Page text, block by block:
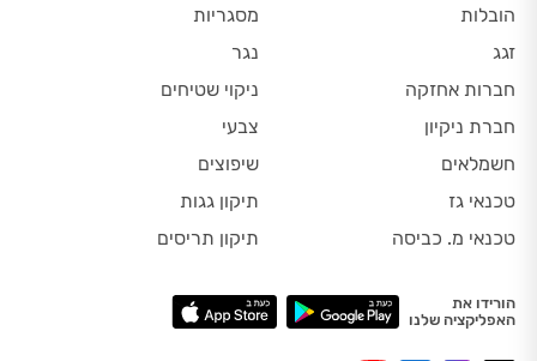
הובלות
זגג
חברות אחזקה
חברת ניקיון
חשמלאים
טכנאי גז
טכנאי מ. כביסה
מסגריות
נגר
ניקוי שטיחים
צבעי
שיפוצים
תיקון גגות
תיקון תריסים
הורידו את
האפליקציה שלנו